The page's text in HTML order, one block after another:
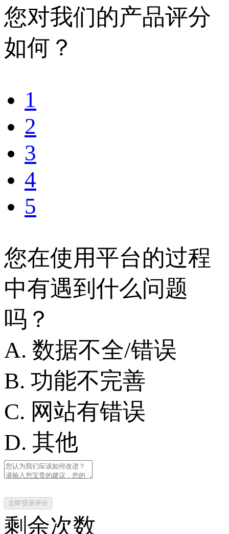
您对我们的产品评分
如何？
1
2
3
4
5
您在使用平台的过程
中有遇到什么问题
吗？
A. 数据不全/错误
B. 功能不完善
C. 网站有错误
D. 其他
立即登录评分
剩余次数